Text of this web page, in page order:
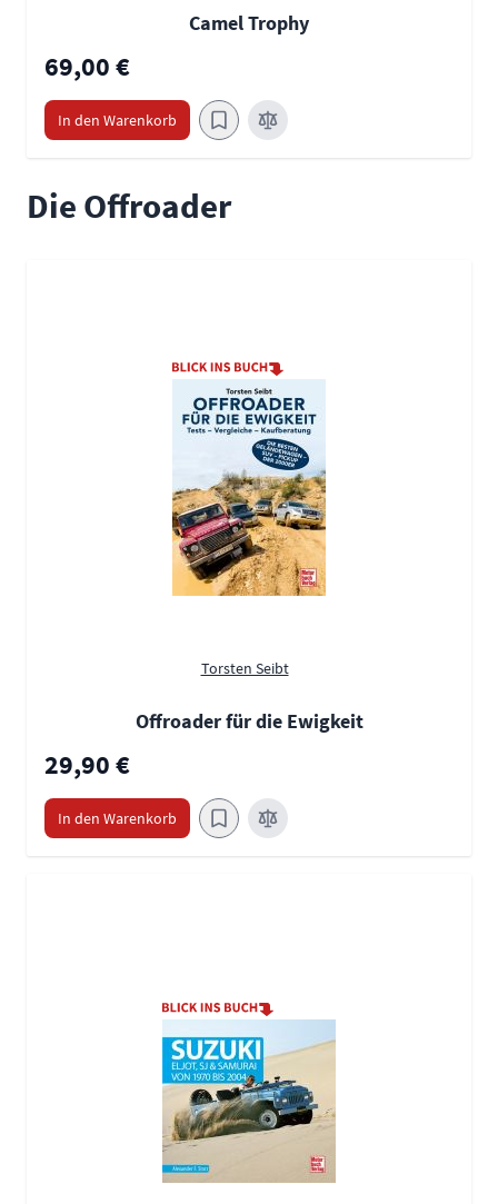
Camel Trophy
69,00 €
In den Warenkorb
Die Offroader
Torsten Seibt
Offroader für die Ewigkeit
29,90 €
In den Warenkorb